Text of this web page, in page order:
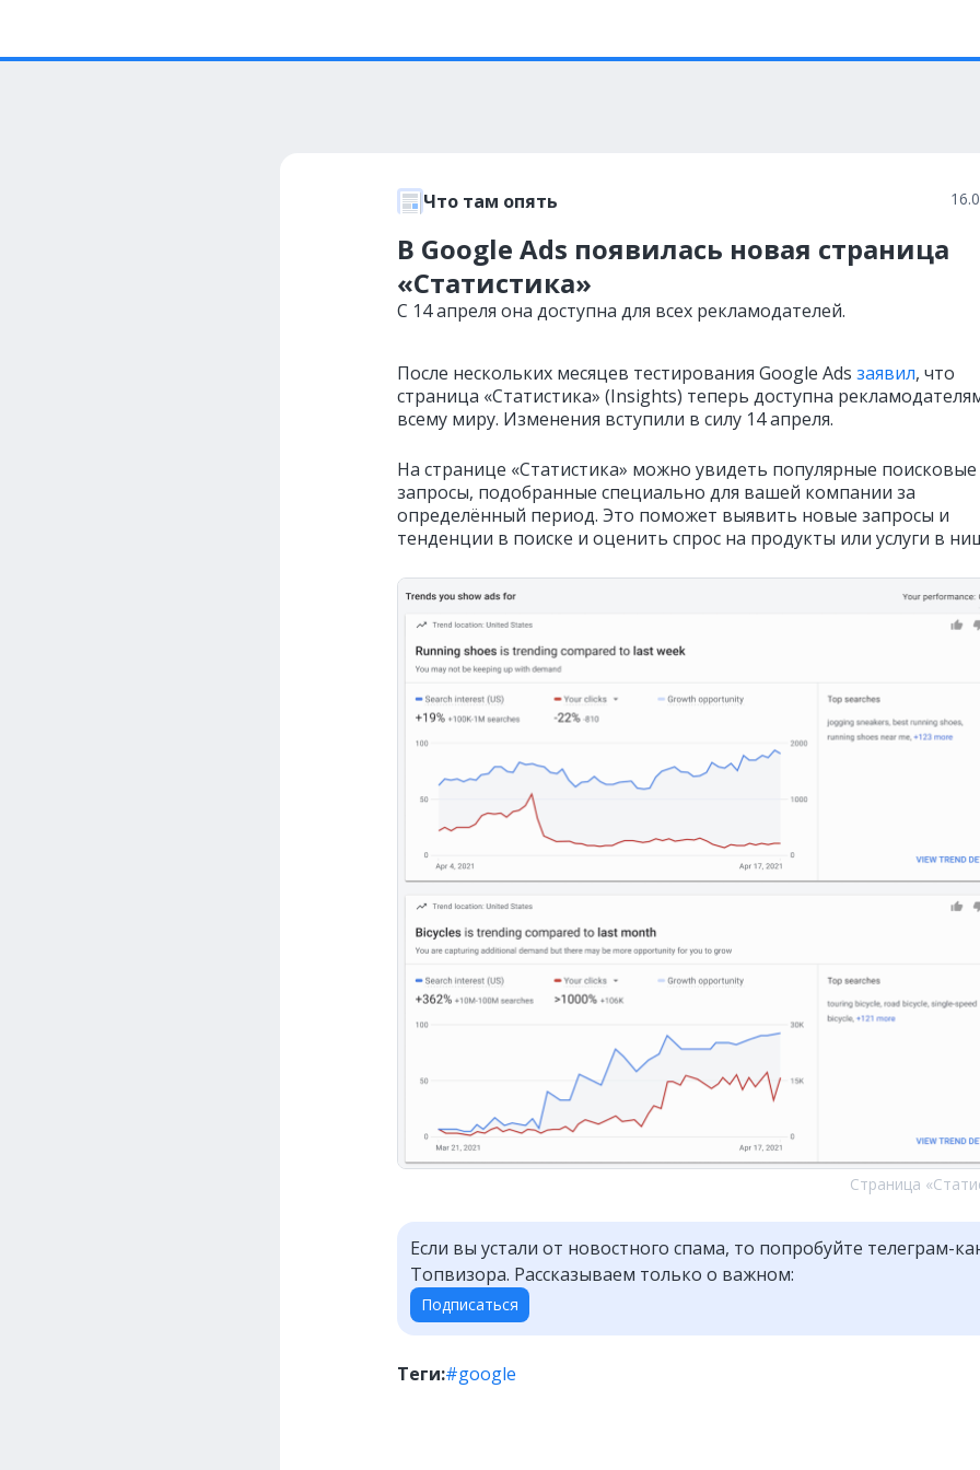
Что там опять
В Google Ads появилась новая страница
«Статистика»
C 14 апреля она доступна для всех рекламодателей.
После нескольких месяцев тестирования Google Ads заявил, что
страница «Статистика» (Insights) теперь доступна
всему миру. Изменения вступили в силу 14 апреля.
На странице «Статистика» можно увидеть популярные поисковые
запросы, подобранные специально для вашей компании за
определённый период. Это поможет выявить новые запросы и
тенденции в поиске и оценить спрос на продукты или услуги в
Страница
Если вы устали от новостного спама, то попробуйте телеграм-
Топвизора. Рассказываем только о важном:
Подписаться
Теги:#google